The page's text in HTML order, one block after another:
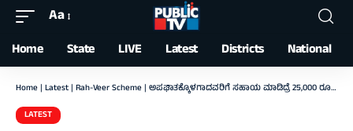
Font
Resizer
Aa
Home State LIVE Latest Districts National
Home | Latest | Rah-Veer Scheme | ಅಪಘಾತಕ್ಕೊಳಗಾದವರಿಗೆ ಸಹಾಯ ಮಾಡಿದ್ರೆ 25,000 ರೂ. ಗಿಫ್ಟ್
LATEST